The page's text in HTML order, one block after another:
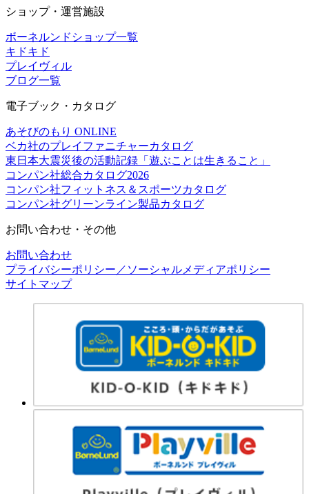
ショップ・運営施設
ボーネルンドショップ一覧
キドキド
プレイヴィル
ブログ一覧
電子ブック・カタログ
あそびのもり ONLINE
ベカ社のプレイファニチャーカタログ
東日本大震災後の活動記録「遊ぶことは生きること」
コンパン社総合カタログ2026
コンパン社フィットネス＆スポーツカタログ
コンパン社グリーンライン製品カタログ
お問い合わせ・その他
お問い合わせ
プライバシーポリシー／ソーシャルメディアポリシー
サイトマップ